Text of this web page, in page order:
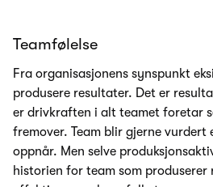
Teamfølelse
Fra organisasjonens synspunkt
produsere resultater. Det er
er drivkraften i alt teamet foretar
fremover. Team blir gjerne vurdert
oppnår. Men selve
historien for team som produserer